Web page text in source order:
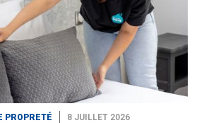
PROPRETÉ 8 JUILLET 2026